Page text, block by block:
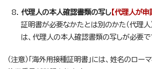
代理人の本人確認書類の写し【代理人が申
証明書が必要なかたとは別のかた（代理人
は、代理人の本人確認書類の写しが必要で
（注意）「海外用接種証明書」には、姓名のロー